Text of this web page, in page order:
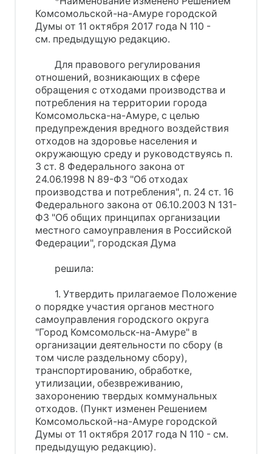
Комсомольской-на-Амуре городской
Думы от 11 октября 2017 года N 110 -
см. предыдущую редакцию.
Для правового регулирования
отношений, возникающих в сфере
обращения с отходами производства и
потребления на территории города
Комсомольска-на-Амуре, с целью
предупреждения вредного воздействия
отходов на здоровье населения и
окружающую среду и руководствуясь п.
3 ст. 8 Федерального закона от
24.06.1998 N 89-ФЗ "Об отходах
производства и потребления", п. 24 ст. 16
Федерального закона от 06.10.2003 N 131-
ФЗ "Об общих принципах организации
местного самоуправления в Российской
Федерации", городская Дума
решила:
1. Утвердить прилагаемое Положение
о порядке участия органов местного
самоуправления городского округа
"Город Комсомольск-на-Амуре" в
организации деятельности по сбору (в
том числе раздельному сбору),
транспортированию, обработке,
утилизации, обезвреживанию,
захоронению твердых коммунальных
отходов. (Пункт изменен Решением
Комсомольской-на-Амуре городской
Думы от 11 октября 2017 года N 110 - см.
предыдущую редакцию).